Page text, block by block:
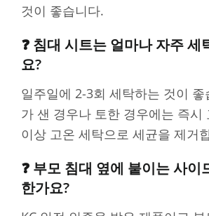
것이 좋습니다.
❓ 침대 시트는 얼마나 자주 세
요?
일주일에 2-3회 세탁하는 것이 좋
가 샌 경우나 토한 경우에는 즉시
이상 고온 세탁으로 세균을 제거
❓ 부모 침대 옆에 붙이는 사이
한가요?